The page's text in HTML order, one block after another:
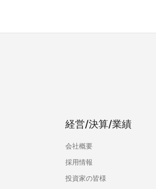
経営/決算/業績
会社概要
採用情報
投資家の皆様